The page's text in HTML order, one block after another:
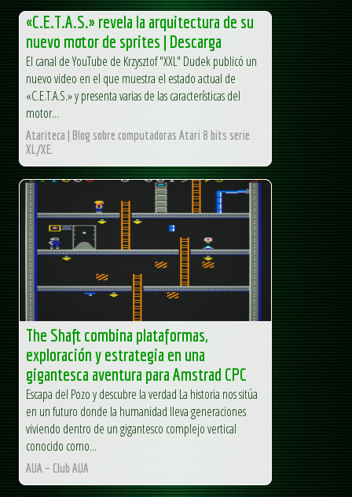
«C.E.T.A.S.» revela la arquitectura de su
nuevo motor de sprites | Descarga
El canal de YouTube de Krzysztof "XXL" Dudek publicó un
nuevo video en el que muestra el estado actual de
«C.E.T.A.S.» y presenta varias de las características del
motor...
Atariteca | Blog sobre computadoras Atari 8 bits serie
XL/XE.
The Shaft combina plataformas,
exploración y estrategia en una
gigantesca aventura para Amstrad CPC
Escapa del Pozo y descubre la verdad La historia nos sitúa
en un futuro donde la humanidad lleva generaciones
viviendo dentro de un gigantesco complejo vertical
conocido como...
AUA – Club AUA